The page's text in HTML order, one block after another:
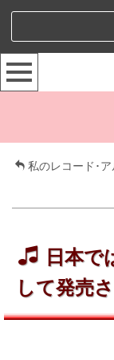
私のレコード･
日本で
して発売